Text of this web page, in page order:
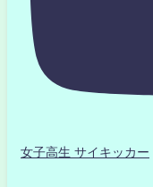
女子高生 サイキッカー